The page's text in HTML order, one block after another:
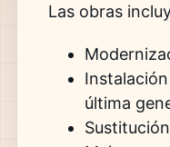
Las obras
última